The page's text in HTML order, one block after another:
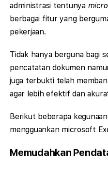
administrasi tentunya
berbagai fitur yang
pekerjaan.
Tidak hanya berguna bagi
pencatatan dokumen
juga terbukti telah
agar lebih efektif dan
Berikut beberapa
mengguankan microsoft
Memudahkan